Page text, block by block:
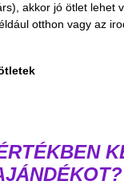
akkor jó ötlet lehet
otthon vagy az